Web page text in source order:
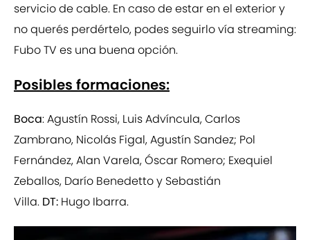
servicio de cable. En caso de estar en el exterior y
no querés perdértelo, podes seguirlo vía streaming:
Fubo TV es una buena opción.
Posibles formaciones:
Boca: Agustín Rossi, Luis Advíncula, Carlos
Zambrano, Nicolás Figal, Agustín Sandez; Pol
Fernández, Alan Varela, Óscar Romero; Exequiel
Zeballos, Darío Benedetto y Sebastián
Villa. DT: Hugo Ibarra.